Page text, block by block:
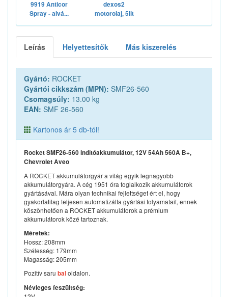
9919 Anticor
Spray - alvá...
dexos2
motorolaj, 5lit
Leírás Helyettesítők Más kiszerelés
Gyártó: ROCKET
Gyártói cikkszám (MPN): SMF26-560
Csomagsúly: 13.00 kg
EAN: SMF 26-560
Kartonos ár 5 db-tól!
Rocket SMF26-560 indítóakkumulátor, 12V 54Ah 560A B+,
Chevrolet Aveo
A ROCKET akkumulátorgyár a világ egyik legnagyobb
akkumulátorgyára. A cég 1951 óra foglalkozik akkumulátorok
gyártásával. Mára olyan technikai fejlettséget ért el, hogy
gyakorlatilag teljesen automatizálta gyártási folyamatait, ennek
köszönhetően a ROCKET akkumulátorok a prémium
akkumulátorok közé tartoznak.
Méretek:
Hossz: 208mm
Szélesség: 179mm
Magasság: 205mm
Pozitív saru baloldalon.
Névleges feszültség: